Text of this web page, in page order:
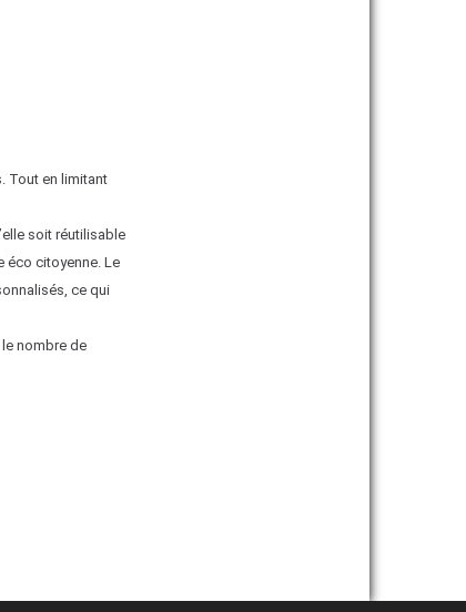
Tout en limitant
soit réutilisable
éco citoyenne. Le
ce qui
nombre de